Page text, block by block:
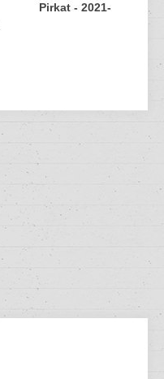
Pirkat - 2021-